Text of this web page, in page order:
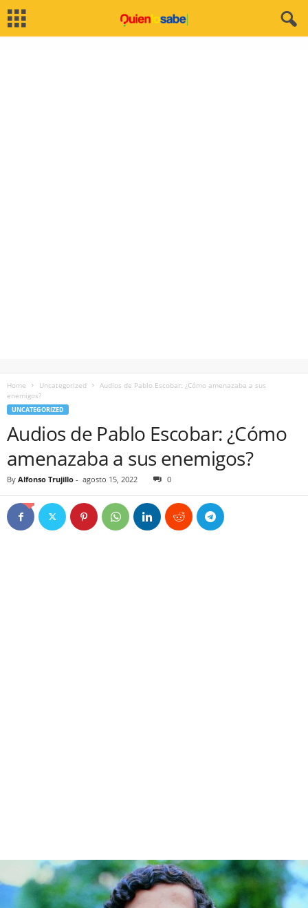
Home Uncategorized
Audios de Pablo Escobar: ¿Cómo amenazaba a sus
enemigos?
UNCATEGORIZED
Audios de Pablo Escobar: ¿Cómo
amenazaba a sus enemigos?
By Alfonso Trujillo - agosto 15, 2022 0